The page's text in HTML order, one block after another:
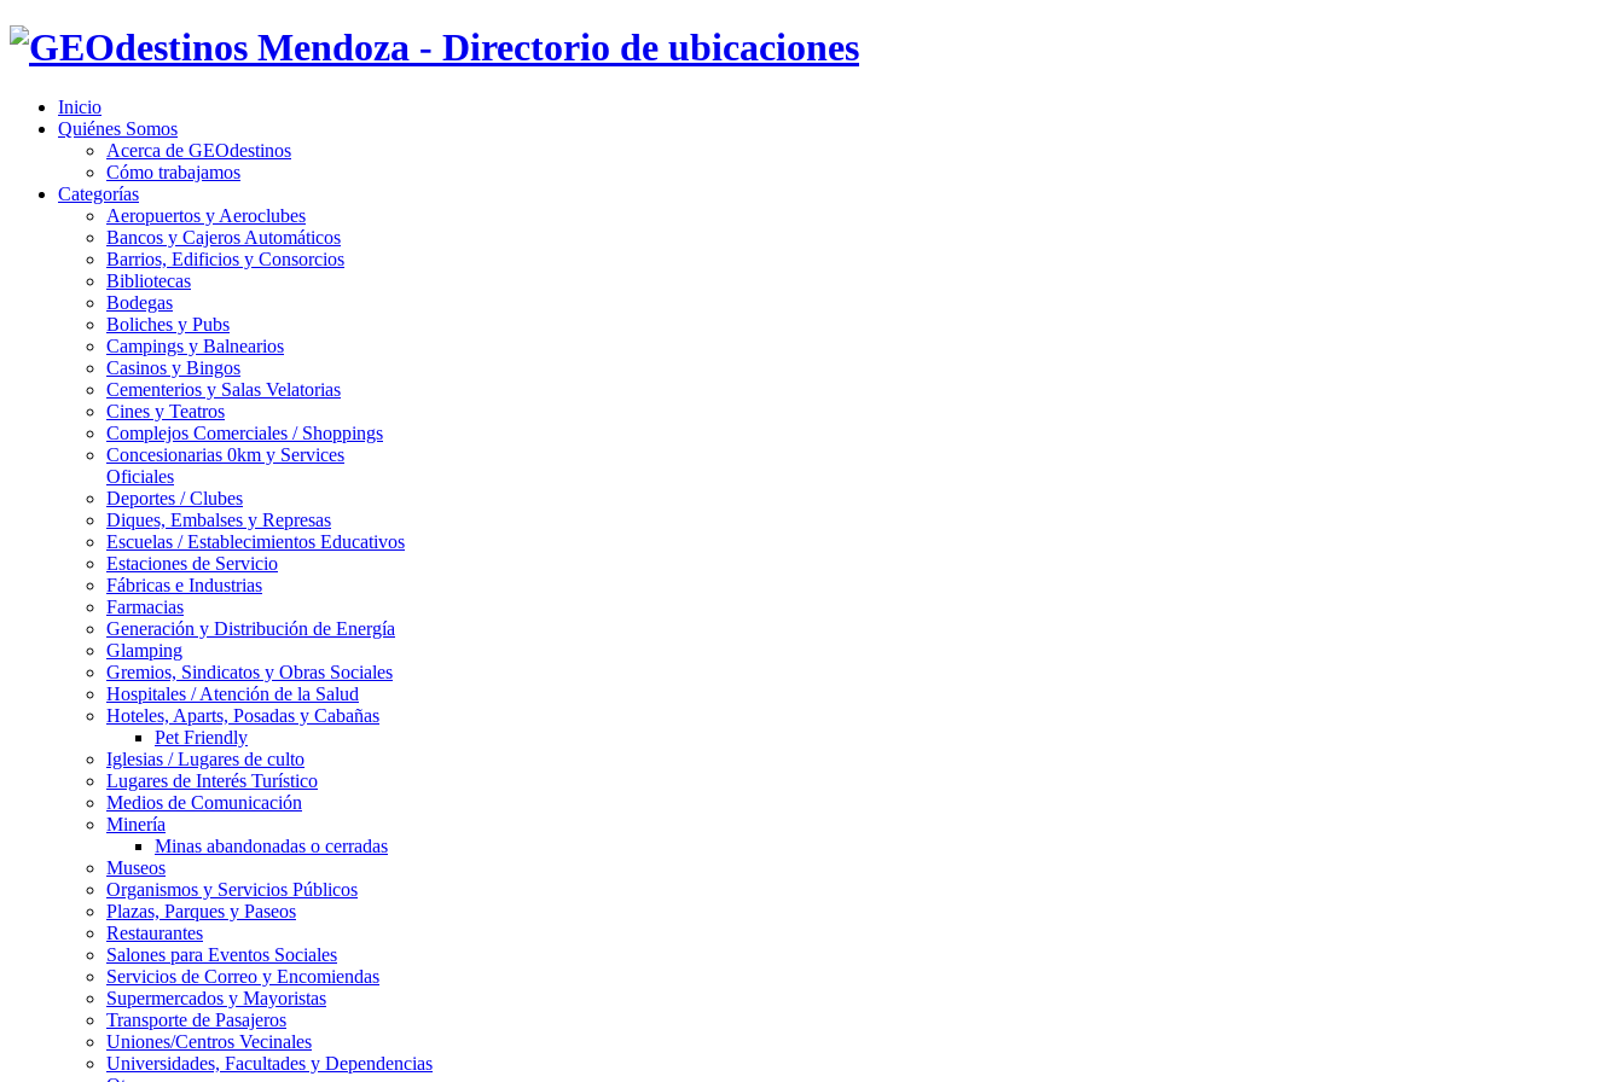
Inicio
Quiénes Somos
Acerca de GEOdestinos
Cómo trabajamos
Categorías
Aeropuertos y Aeroclubes
Bancos y Cajeros Automáticos
Barrios, Edificios y Consorcios
Bibliotecas
Bodegas
Boliches y Pubs
Campings y Balnearios
Casinos y Bingos
Cementerios y Salas Velatorias
Cines y Teatros
Complejos Comerciales / Shoppings
Concesionarias 0km y Services
Oficiales
Deportes / Clubes
Diques, Embalses y Represas
Escuelas / Establecimientos Educativos
Estaciones de Servicio
Fábricas e Industrias
Farmacias
Generación y Distribución de Energía
Glamping
Gremios, Sindicatos y Obras Sociales
Hospitales / Atención de la Salud
Hoteles, Aparts, Posadas y Cabañas
Pet Friendly
Iglesias / Lugares de culto
Lugares de Interés Turístico
Medios de Comunicación
Minería
Minas abandonadas o cerradas
Museos
Organismos y Servicios Públicos
Plazas, Parques y Paseos
Restaurantes
Salones para Eventos Sociales
Servicios de Correo y Encomiendas
Supermercados y Mayoristas
Transporte de Pasajeros
Uniones/Centros Vecinales
Universidades, Facultades y Dependencias